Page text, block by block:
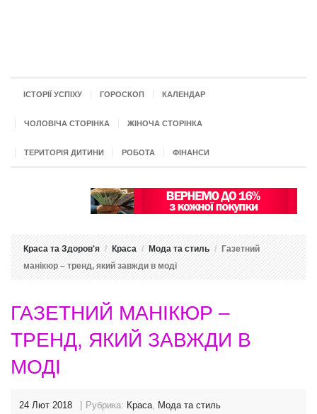
ІСТОРІЇ УСПІХУ ГОРОСКОП КАЛЕНДАР
ЧОЛОВІЧА СТОРІНКА ЖІНОЧА СТОРІНКА
ТЕРИТОРІЯ ДИТИНИ РОБОТА ФІНАНСИ
Краса та Здоров'я Краса Мода та стиль
Газетний
манікюр – тренд, який завжди в моді
ГАЗЕТНИЙ МАНІКЮР –
ТРЕНД, ЯКИЙ ЗАВЖДИ В
МОДІ
24 Лют 2018 Рубрика: Краса, Мода та стиль